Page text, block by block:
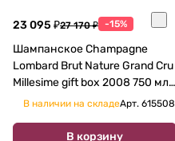
23 095 ₽27 170 ₽ -15%
Шампанское Champagne
Lombard Brut Nature Grand Cru
Millesime gift box 2008 750 мл
12,5%
В наличии на складеАрт. 615508
В корзину